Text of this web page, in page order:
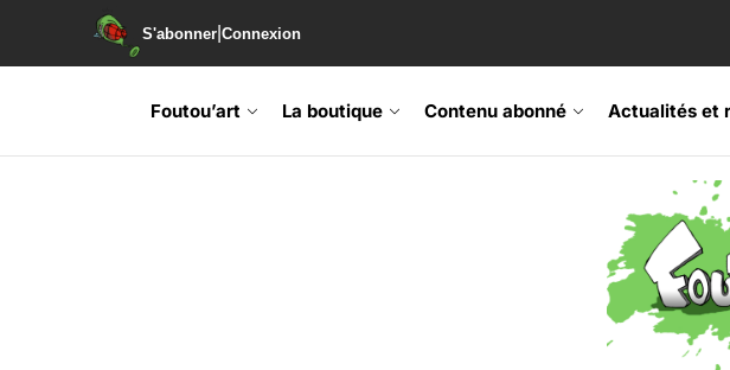
S'abonner Connexion
Foutou’art La boutique Contenu abonné Actualités et
Agenda : Exposition Frisson Fripon –
Retrouvez-nous au Bos’Tock Festival –
Soirée de lancement – Ŝtono, un livre